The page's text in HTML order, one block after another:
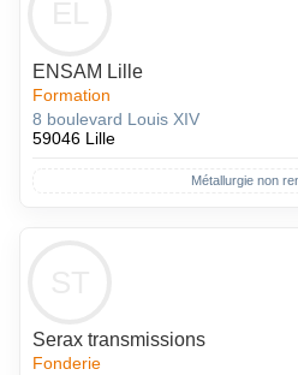
ENSAM Lille
Formation
8 boulevard Louis XIV
59046 Lille
Métallurgie non
Serax transmissions
Fonderie